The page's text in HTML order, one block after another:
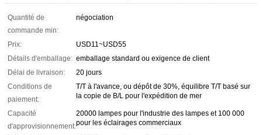
Quantité de
commande min:
négociation
Prix:
USD11~USD55
Détails d'emballage: emballage standard ou exigence de client
Délai de livraison:
20 jours
Conditions de
paiement:
T/T à l'avance, ou dépôt de 30%, équilibre T/T basé sur
la copie de B/L pour l'expédition de mer
Capacité
d'approvisionnement:
20000 lampes pour l'industrie des lampes et 100 000
pour les éclairages commerciaux